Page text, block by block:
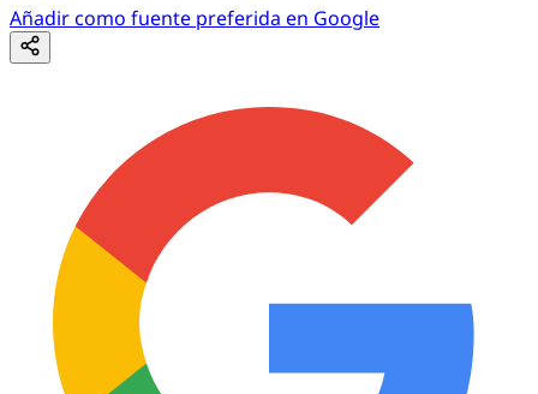
Añadir como fuente preferida en Google